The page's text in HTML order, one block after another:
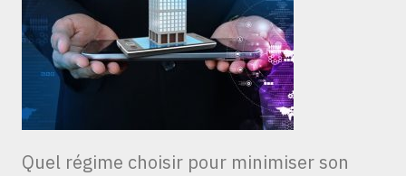
Quel régime choisir pour minimiser son